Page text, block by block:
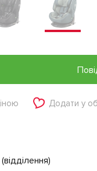
Додати у